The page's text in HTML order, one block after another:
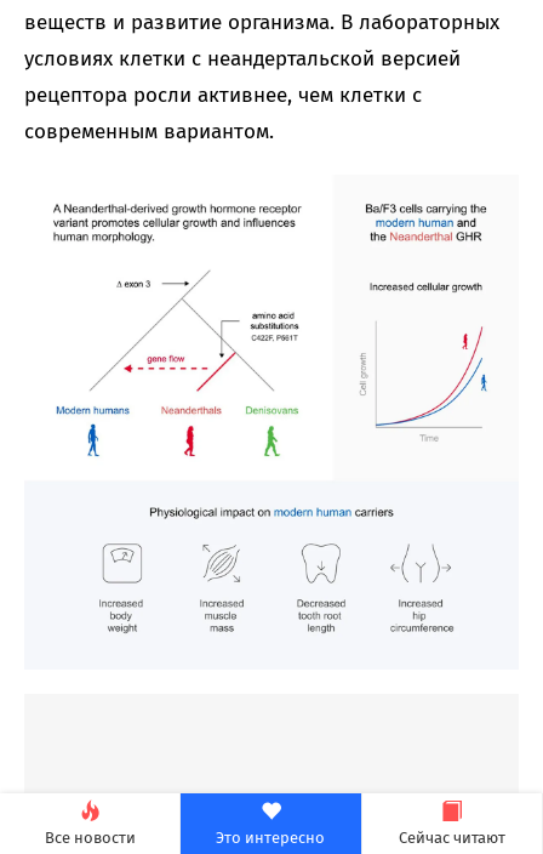
Все новости Это интересно Сейчас читают
веществ и развитие организма. В лабораторных
условиях клетки с неандертальской версией
рецептора росли активнее, чем клетки с
современным вариантом.